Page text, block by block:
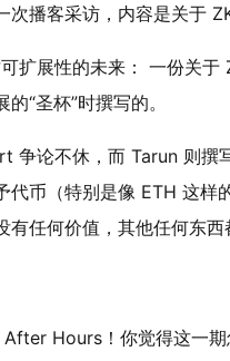
播客采访，内容是关于
扩展性的未来： 一份关
“圣杯”时撰写的。
争论不休，而 Tarun 则
代币（特别是像 ETH 这样
有任何价值，其他任何东西
Hours！你觉得这一